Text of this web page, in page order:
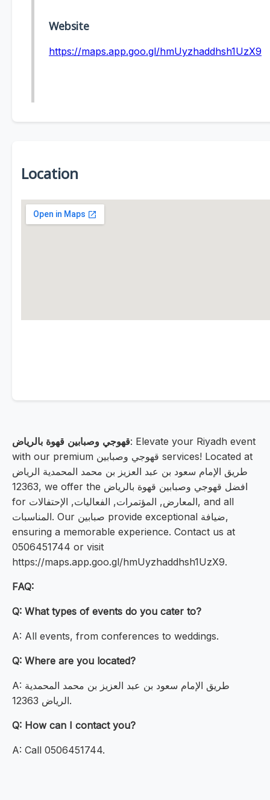
Website
https://maps.app.goo.gl/hmUyzhaddhsh1UzX9
Location
قهوجي وصبابين قهوة بالرياض: Elevate your Riyadh event
with our premium قهوجي وصبابين services! Located at
طريق الإمام سعود بن عبد العزيز بن محمد المحمدية الرياض
12363, we offer the افضل قهوجي وصبابين قهوة بالرياض
for المعارض, المؤتمرات, الفعاليات, الإحتفالات, and all
المناسبات. Our صبابين provide exceptional ضيافة,
ensuring a memorable experience. Contact us at
0506451744 or visit
https://maps.app.goo.gl/hmUyzhaddhsh1UzX9.
FAQ:
Q: What types of events do you cater to?
A: All events, from conferences to weddings.
Q: Where are you located?
A: طريق الإمام سعود بن عبد العزيز بن محمد المحمدية
الرياض 12363.
Q: How can I contact you?
A: Call 0506451744.